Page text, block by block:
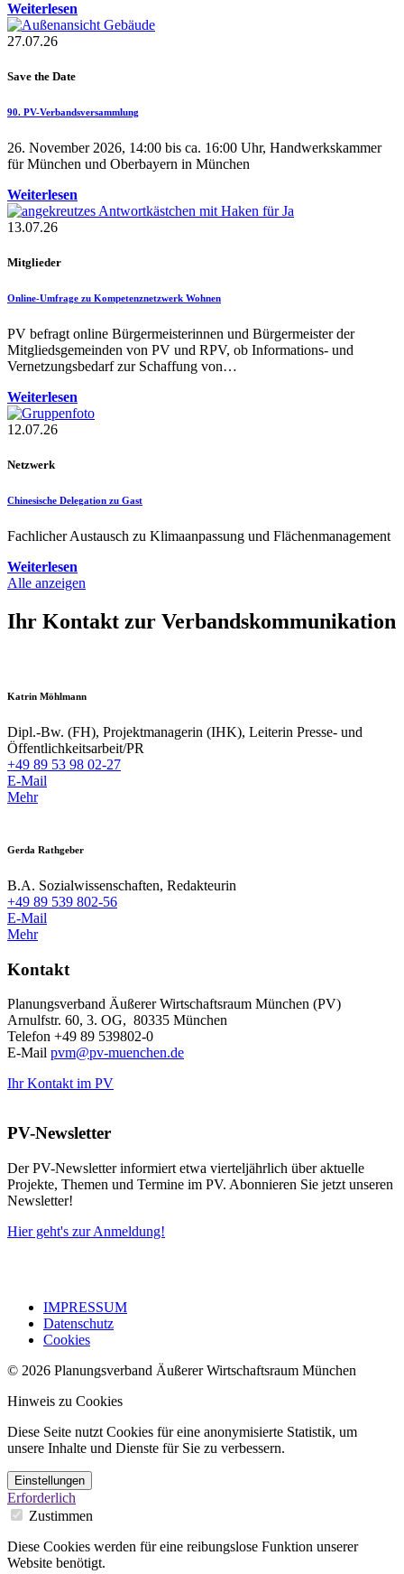
Weiterlesen
27.07.26
Save the Date
90. PV-Verbandsversammlung
26. November 2026, 14:00 bis ca. 16:00 Uhr, Handwerkskammer
für München und Oberbayern in München
Weiterlesen
13.07.26
Mitglieder
Online-Umfrage zu Kompetenznetzwerk Wohnen
PV befragt online Bürgermeisterinnen und Bürgermeister der
Mitgliedsgemeinden von PV und RPV, ob Informations- und
Vernetzungsbedarf zur Schaffung von…
Weiterlesen
12.07.26
Netzwerk
Chinesische Delegation zu Gast
Fachlicher Austausch zu Klimaanpassung und Flächenmanagement
Weiterlesen
Alle anzeigen
Ihr Kontakt zur Verbandskommunikation
Katrin Möhlmann
Dipl.-Bw. (FH), Projektmanagerin (IHK), Leiterin Presse- und
Öffentlichkeitsarbeit/PR
+49 89 53 98 02-27
E-Mail
Mehr
Gerda Rathgeber
B.A. Sozialwissenschaften, Redakteurin
+49 89 539 802-56
E-Mail
Mehr
Kontakt
Planungsverband Äußerer Wirtschaftsraum München (PV)
Arnulfstr. 60, 3. OG, 80335 München
Telefon +49 89 539802-0
E-Mail pvm@pv-muenchen.de
Ihr Kontakt im PV
PV-Newsletter
Der PV-Newsletter informiert etwa vierteljährlich über aktuelle
Projekte, Themen und Termine im PV. Abonnieren Sie jetzt unseren
Newsletter!
Hier geht's zur Anmeldung!
IMPRESSUM
Datenschutz
Cookies
© 2026 Planungsverband Äußerer Wirtschaftsraum München
Hinweis zu Cookies
Diese Seite nutzt Cookies für eine anonymisierte Statistik, um
unsere Inhalte und Dienste für Sie zu verbessern.
Einstellungen
Erforderlich
Zustimmen
Diese Cookies werden für eine reibungslose Funktion unserer
Website benötigt.